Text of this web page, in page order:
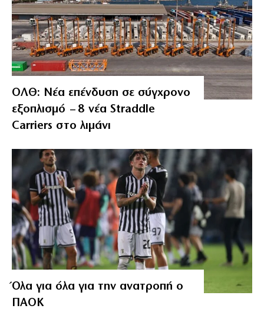
ΟΛΘ: Νέα επένδυση σε σύγχρονο
εξοπλισμό – 8 νέα Straddle
Carriers στο λιμάνι
Όλα για όλα για την ανατροπή ο
ΠΑΟΚ